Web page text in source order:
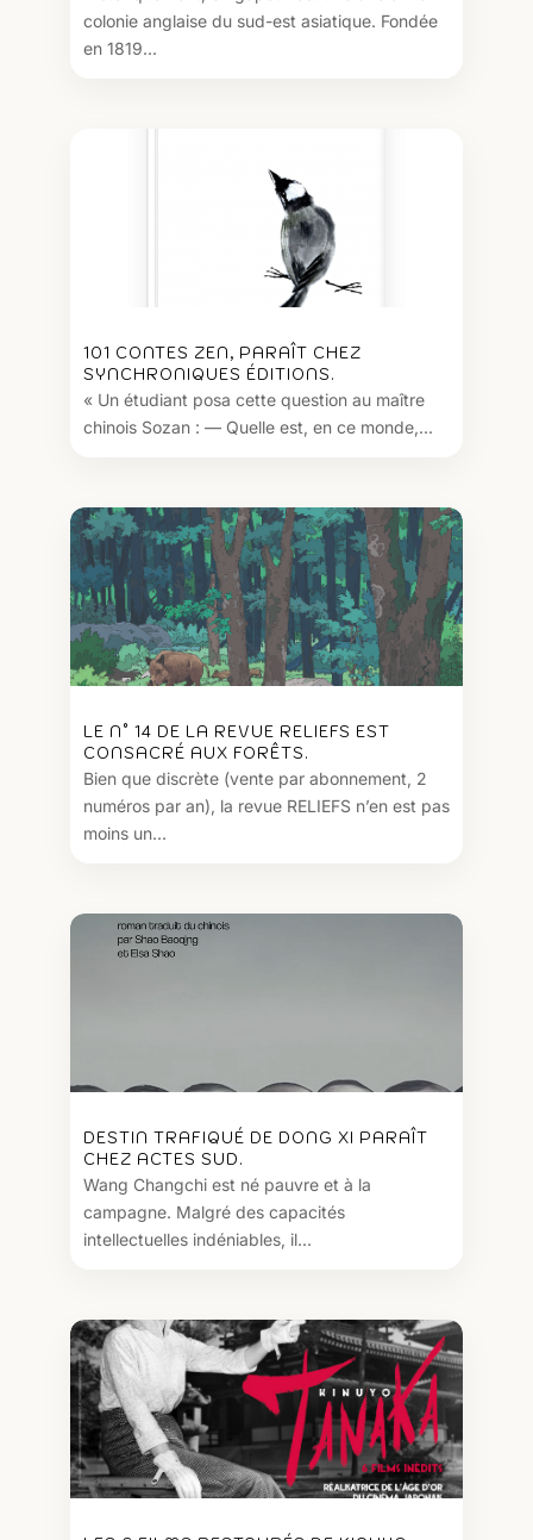
colonie anglaise du sud-est asiatique. Fondée
en 1819...
101 CONTES ZEN, PARAÎT CHEZ
SYNCHRONIQUES ÉDITIONS.
« Un étudiant posa cette question au maître
chinois Sozan : — Quelle est, en ce monde,...
LE N° 14 DE LA REVUE RELIEFS EST
CONSACRÉ AUX FORÊTS.
Bien que discrète (vente par abonnement, 2
numéros par an), la revue RELIEFS n’en est pas
moins un...
DESTIN TRAFIQUÉ DE DONG XI PARAÎT
CHEZ ACTES SUD.
Wang Changchi est né pauvre et à la
campagne. Malgré des capacités
intellectuelles indéniables, il...